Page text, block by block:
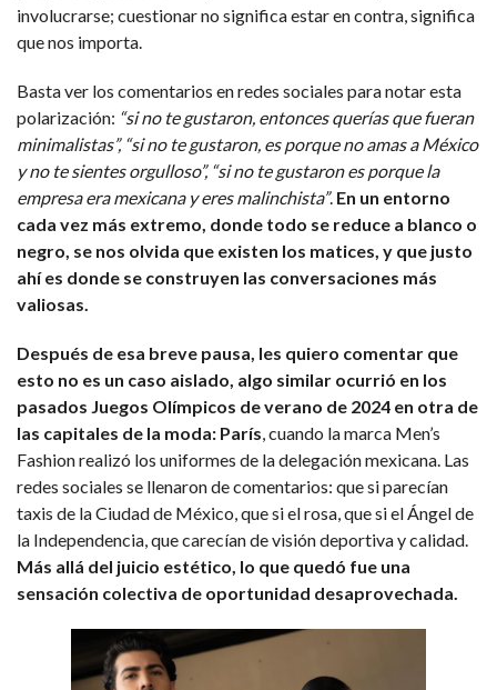
involucrarse; cuestionar no significa estar en contra, significa
que nos importa.
Basta ver los comentarios en redes sociales para notar esta
polarización: “si no te gustaron, entonces querías que fueran
minimalistas”, “si no te gustaron, es porque no amas a México
y no te sientes orgulloso”, “si no te gustaron es porque la
empresa era mexicana y eres malinchista”. En un entorno
cada vez más extremo, donde todo se reduce a blanco o
negro, se nos olvida que existen los matices, y que justo
ahí es donde se construyen las conversaciones más
valiosas.
Después de esa breve pausa, les quiero comentar que
esto no es un caso aislado, algo similar ocurrió en los
pasados Juegos Olímpicos de verano de 2024 en otra de
las capitales de la moda: París , cuando la marca Men’s
Fashion realizó los uniformes de la delegación mexicana. Las
redes sociales se llenaron de comentarios: que si parecían
taxis de la Ciudad de México, que si el rosa, que si el Ángel de
la Independencia, que carecían de visión deportiva y calidad.
Más allá del juicio estético, lo que quedó fue una
sensación colectiva de oportunidad desaprovechada.